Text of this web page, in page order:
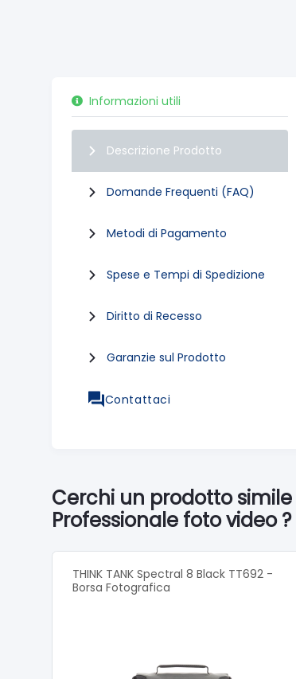
Informazioni utili
Descrizione Prodotto
Domande Frequenti (FAQ)
Metodi di Pagamento
Spese e Tempi di Spedizione
Diritto di Recesso
Garanzie sul Prodotto
Contattaci
Cerchi un prodotto simile
Professionale foto video ?
THINK TANK Spectral 8 Black TT692 -
Borsa Fotografica